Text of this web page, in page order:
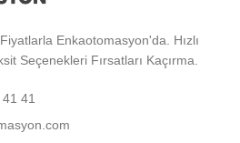
Enkaotomasyon'da. Hızlı
Seçenekleri Fırsatları Kaçırma.
41